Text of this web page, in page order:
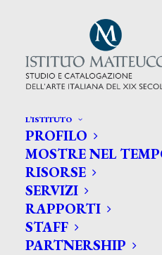
L’ISTITUTO
PROFILO
MOSTRE NEL
RISORSE
SERVIZI
RAPPORTI
STAFF
PARTNERSHIP
CERCA TRA GLI
Search
for: